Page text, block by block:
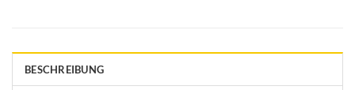
BESCHREIBUNG